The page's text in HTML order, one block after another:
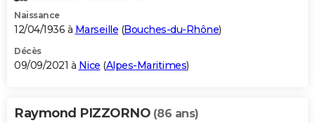
Naissance
12/04/1936 à Marseille (Bouches-du-Rhône)
Décès
09/09/2021 à Nice (Alpes-Maritimes)
Raymond PIZZORNO (86 ans)